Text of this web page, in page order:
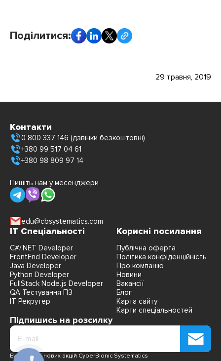
Поділитися:
29 травня, 2019
Контакти
0 800 337 146 (дзвінки безкоштовні)
+380 99 517 04 61
+380 98 809 97 14
Пишіть нам у месенджери
edu@cbsystematics.com
IT Спеціальності
C#/.NET Developer
FrontEnd Developer
Java Developer
Python Developer
FullStack Node.js Developer
QA Тестування ПЗ
IT Рекрутер
Корисні посилання
Публічна оферта
Політика конфіденційність
Про компанію
Новини
Вакансії
Блог
Карта сайту
Карти спеціальностей
Підпишись на розсилку
Будь в курсі нових акцій CyberBionic Systematics